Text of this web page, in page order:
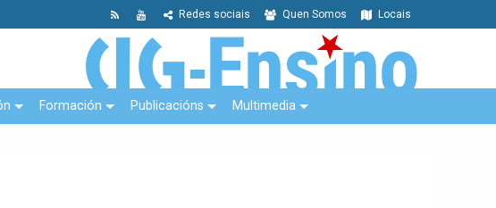
Locais
Quen Somos
Redes sociais
Formación Publicacións Multimedia